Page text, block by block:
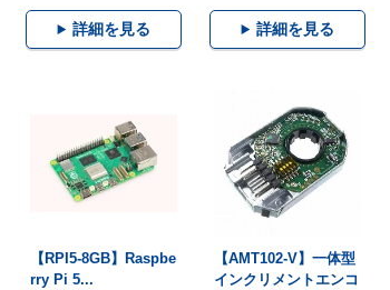
詳細を見る 詳細を見る
【RPI5-8GB】Raspbe
rry Pi 5...
【AMT102-V】一体型
インクリメントエンコ